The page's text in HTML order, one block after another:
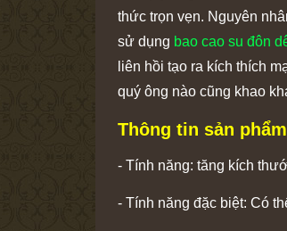
thức trọn vẹn. Nguyên
sử dụng bao cao su đôn
liên hồi tạo ra kích thích
quý ông nào cũng khao
Thông tin sản
- Tính năng: tăng kích
- Tính năng đặc biệt: Có